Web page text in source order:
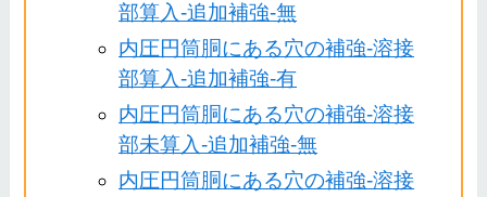
部算入-追加補強-無
内圧円筒胴にある穴の補強-溶接
部算入-追加補強-有
内圧円筒胴にある穴の補強-溶接
部未算入-追加補強-無
内圧円筒胴にある穴の補強-溶接